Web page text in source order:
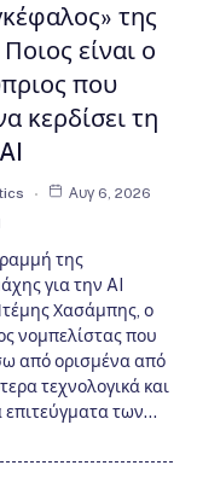
της
είναι ο
που
κερδίσει τη
Αυγ 6, 2026
της
για την AI
Χασάμπης, ο
νομπελίστας που
από ορισμένα από
τεχνολογικά και
επιτεύγματα των…